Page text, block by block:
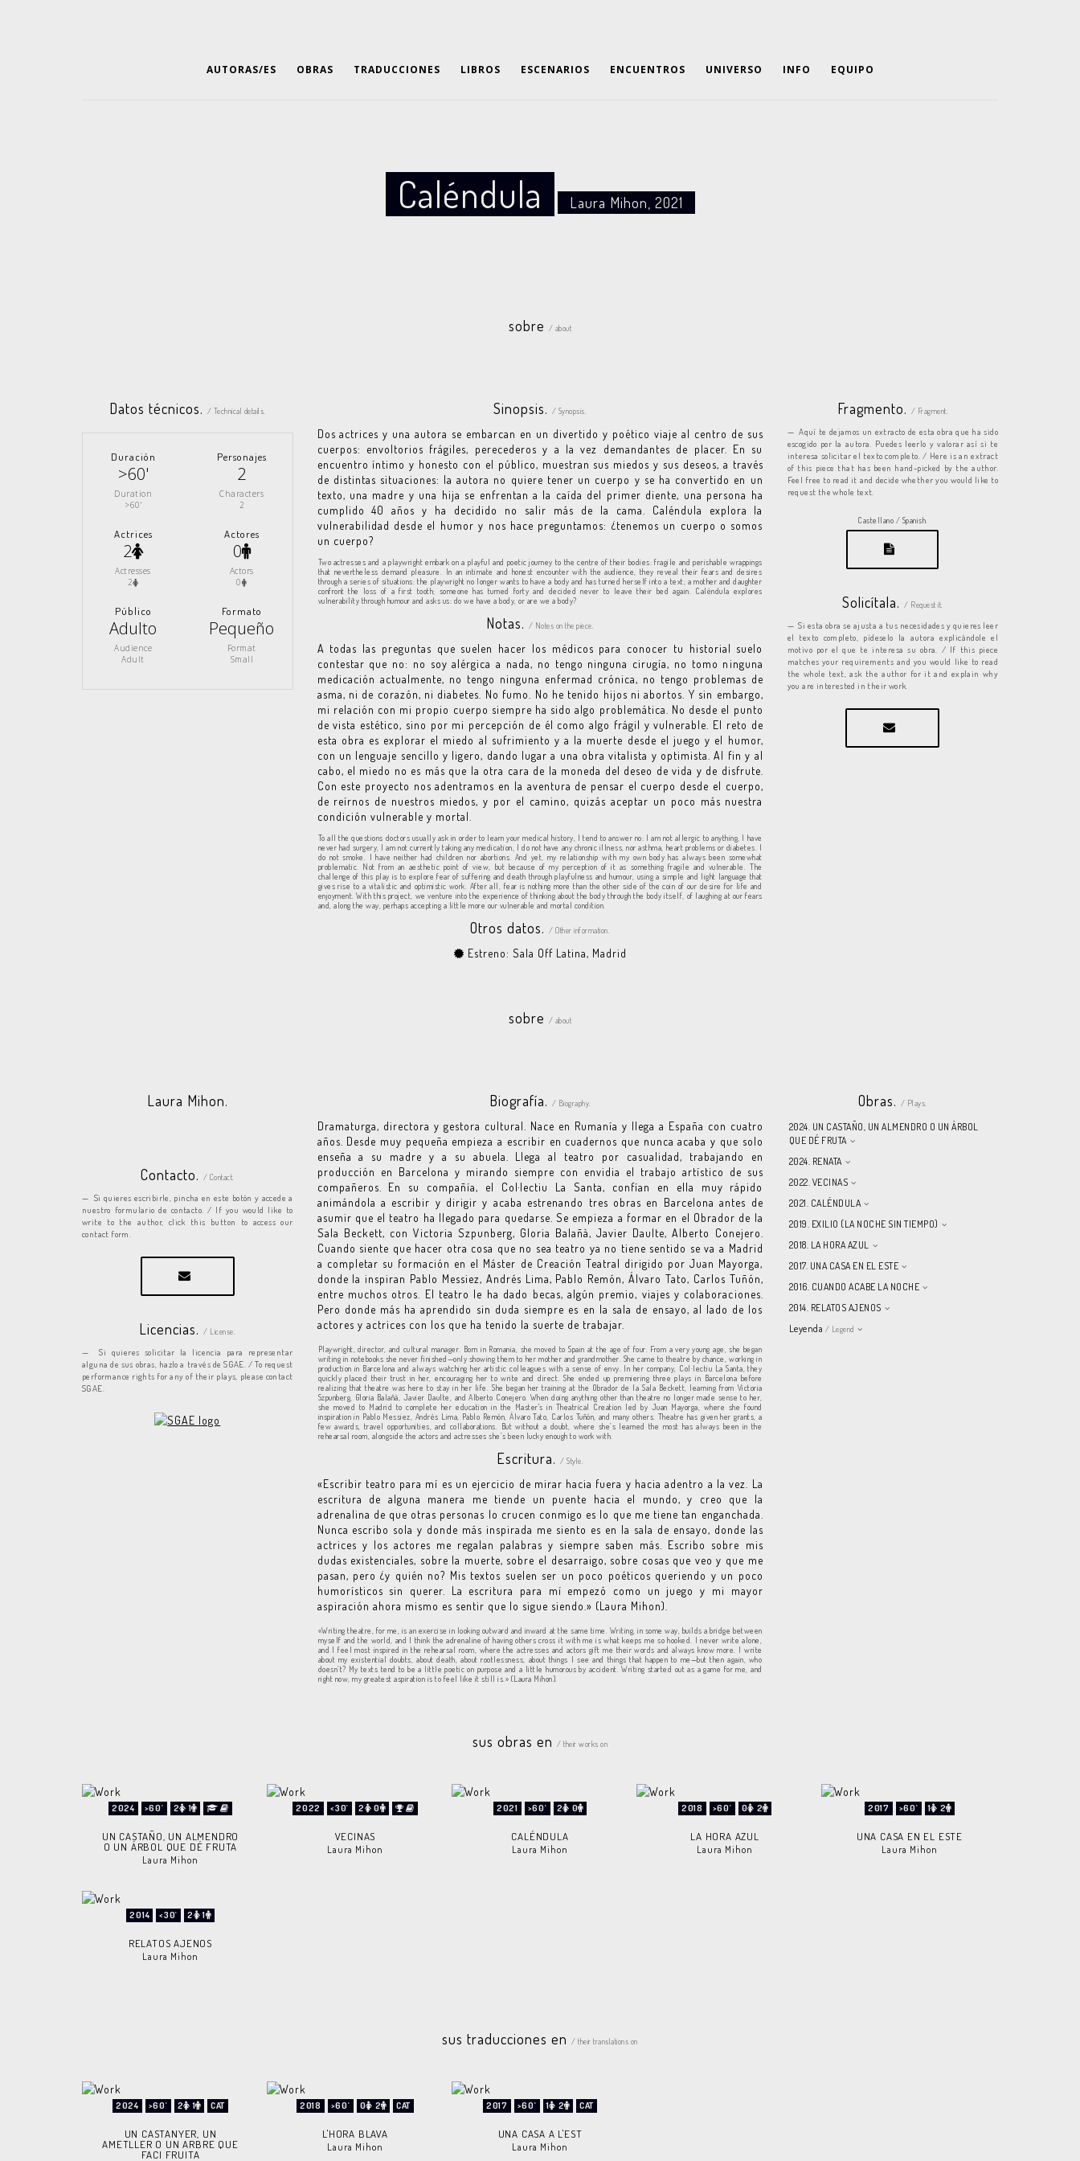
AUTORAS/ES OBRAS TRADUCCIONES LIBROS ESCENARIOS ENCUENTROS UNIVERSO INFO EQUIPO
Caléndula Laura Mihon, 2021
sobre / about
Datos técnicos. / Technical details.
Duración
>60'
Duration
>60'
Personajes
2
Characters
2
Actrices
2
Actresses
2
Actores
0
Actors
0
Público
Adulto
Audience
Adult
Formato
Pequeño
Format
Small
Sinopsis. / Synopsis.
Dos actrices y una autora se embarcan en un divertido y poético viaje al centro de sus
cuerpos: envoltorios frágiles, perecederos y a la vez demandantes de placer. En su
encuentro íntimo y honesto con el público, muestran sus miedos y sus deseos, a través
de distintas situaciones: la autora no quiere tener un cuerpo y se ha convertido en un
texto, una madre y una hija se enfrentan a la caída del primer diente, una persona ha
cumplido 40 años y ha decidido no salir más de la cama. Caléndula explora la
vulnerabilidad desde el humor y nos hace preguntamos: ¿tenemos un cuerpo o somos
un cuerpo?
Two actresses and a playwright embark on a playful and poetic journey to the centre of their bodies: fragile and perishable wrappings
that nevertheless demand pleasure. In an intimate and honest encounter with the audience, they reveal their fears and desires
through a series of situations: the playwright no longer wants to have a body and has turned herself into a text; a mother and daughter
confront the loss of a first tooth; someone has turned forty and decided never to leave their bed again. Caléndula explores
vulnerability through humour and asks us: do we have a body, or are we a body?
Notas. / Notes on the piece.
A todas las preguntas que suelen hacer los médicos para conocer tu historial suelo
contestar que no: no soy alérgica a nada, no tengo ninguna cirugía, no tomo ninguna
medicación actualmente, no tengo ninguna enfermad crónica, no tengo problemas de
asma, ni de corazón, ni diabetes. No fumo. No he tenido hijos ni abortos. Y sin embargo,
mi relación con mi propio cuerpo siempre ha sido algo problemática. No desde el punto
de vista estético, sino por mi percepción de él como algo frágil y vulnerable. El reto de
esta obra es explorar el miedo al sufrimiento y a la muerte desde el juego y el humor,
con un lenguaje sencillo y ligero, dando lugar a una obra vitalista y optimista. Al fin y al
cabo, el miedo no es más que la otra cara de la moneda del deseo de vida y de disfrute.
Con este proyecto nos adentramos en la aventura de pensar el cuerpo desde el cuerpo,
de reírnos de nuestros miedos, y por el camino, quizás aceptar un poco más nuestra
condición vulnerable y mortal.
To all the questions doctors usually ask in order to learn your medical history, I tend to answer no: I am not allergic to anything, I have
never had surgery, I am not currently taking any medication, I do not have any chronic illness, nor asthma, heart problems or diabetes. I
do not smoke. I have neither had children nor abortions. And yet, my relationship with my own body has always been somewhat
problematic. Not from an aesthetic point of view, but because of my perception of it as something fragile and vulnerable. The
challenge of this play is to explore fear of suffering and death through playfulness and humour, using a simple and light language that
gives rise to a vitalistic and optimistic work. After all, fear is nothing more than the other side of the coin of our desire for life and
enjoyment. With this project, we venture into the experience of thinking about the body through the body itself, of laughing at our fears
and, along the way, perhaps accepting a little more our vulnerable and mortal condition.
Otros datos. / Other information.
Estreno: Sala Off Latina, Madrid
Fragmento. / Fragment.
Aquí te dejamos un extracto de esta obra que ha sido
escogido por la autora. Puedes leerlo y valorar así si te
interesa solicitar el texto completo. / Here is an extract
of this piece that has been hand-picked by the author.
Feel free to read it and decide whether you would like to
request the whole text.
Castellano / Spanish.
Solicítala. / Request it.
Si esta obra se ajusta a tus necesidades y quieres leer
el texto completo, pídeselo la autora explicándole el
motivo por el que te interesa su obra. / If this piece
matches your requirements and you would like to read
the whole text, ask the author for it and explain why
you are interested in their work.
sobre / about
Laura Mihon.
Contacto. / Contact.
Si quieres escribirle, pincha en este botón y accede a
nuestro formulario de contacto. / If you would like to
write to the author, click this button to access our
contact form.
Licencias./ License.
Si quieres solicitar la licencia para representar
alguna de sus obras, hazlo a través de SGAE. / To request
performance rights for any of their plays, please contact
SGAE.
Biografía. / Biography.
Dramaturga, directora y gestora cultural. Nace en Rumanía y llega a España con cuatro
años. Desde muy pequeña empieza a escribir en cuadernos que nunca acaba y que solo
enseña a su madre y a su abuela. Llega al teatro por casualidad, trabajando en
producción en Barcelona y mirando siempre con envidia el trabajo artístico de sus
compañeros. En su compañía, el Col·lectiu La Santa, confían en ella muy rápido
animándola a escribir y dirigir y acaba estrenando tres obras en Barcelona antes de
asumir que el teatro ha llegado para quedarse. Se empieza a formar en el Obrador de la
Sala Beckett, con Victoria Szpunberg, Gloria Balañà, Javier Daulte, Alberto Conejero.
Cuando siente que hacer otra cosa que no sea teatro ya no tiene sentido se va a Madrid
a completar su formación en el Máster de Creación Teatral dirigido por Juan Mayorga,
donde la inspiran Pablo Messiez, Andrés Lima, Pablo Remón, Álvaro Tato, Carlos Tuñón,
entre muchos otros. El teatro le ha dado becas, algún premio, viajes y colaboraciones.
Pero donde más ha aprendido sin duda siempre es en la sala de ensayo, al lado de los
actores y actrices con los que ha tenido la suerte de trabajar.
Playwright, director, and cultural manager. Born in Romania, she moved to Spain at the age of four. From a very young age, she began
writing in notebooks she never finished—only showing them to her mother and grandmother. She came to theatre by chance, working in
production in Barcelona and always watching her artistic colleagues with a sense of envy. In her company, Col·lectiu La Santa, they
quickly placed their trust in her, encouraging her to write and direct. She ended up premiering three plays in Barcelona before
realizing that theatre was here to stay in her life. She began her training at the Obrador de la Sala Beckett, learning from Victoria
Szpunberg, Gloria Balañà, Javier Daulte, and Alberto Conejero. When doing anything other than theatre no longer made sense to her,
she moved to Madrid to complete her education in the Master's in Theatrical Creation led by Juan Mayorga, where she found
inspiration in Pablo Messiez, Andrés Lima, Pablo Remón, Álvaro Tato, Carlos Tuñón, and many others. Theatre has given her grants, a
few awards, travel opportunities, and collaborations. But without a doubt, where she’s learned the most has always been in the
rehearsal room, alongside the actors and actresses she’s been lucky enough to work with.
Escritura. / Style.
«Escribir teatro para mí es un ejercicio de mirar hacia fuera y hacia adentro a la vez. La
escritura de alguna manera me tiende un puente hacia el mundo, y creo que la
adrenalina de que otras personas lo crucen conmigo es lo que me tiene tan enganchada.
Nunca escribo sola y donde más inspirada me siento es en la sala de ensayo, donde las
actrices y los actores me regalan palabras y siempre saben más. Escribo sobre mis
dudas existenciales, sobre la muerte, sobre el desarraigo, sobre cosas que veo y que me
pasan, pero ¿y quién no? Mis textos suelen ser un poco poéticos queriendo y un poco
humorísticos sin querer. La escritura para mí empezó como un juego y mi mayor
aspiración ahora mismo es sentir que lo sigue siendo.» (Laura Mihon).
«Writing theatre, for me, is an exercise in looking outward and inward at the same time. Writing, in some way, builds a bridge between
myself and the world, and I think the adrenaline of having others cross it with me is what keeps me so hooked. I never write alone,
and I feel most inspired in the rehearsal room, where the actresses and actors gift me their words and always know more. I write
about my existential doubts, about death, about rootlessness, about things I see and things that happen to me—but then again, who
doesn’t? My texts tend to be a little poetic on purpose and a little humorous by accident. Writing started out as a game for me, and
right now, my greatest aspiration is to feel like it still is.» (Laura Mihon).
Obras. / Plays.
2024. UN CASTAÑO, UN ALMENDRO O UN ÁRBOL
QUE DÉ FRUTA
2024. RENATA
2022. VECINAS
2021. CALÉNDULA
2019. EXILIO (LA NOCHE SIN TIEMPO)
2018. LA HORA AZUL
2017. UNA CASA EN EL ESTE
2016. CUANDO ACABE LA NOCHE
2014. RELATOS AJENOS
Leyenda / Legend
sus obras en / their works on
2024 >60' 2 1
UN CASTAÑO, UN ALMENDRO
O UN ÁRBOL QUE DÉ FRUTA
Laura Mihon
2022 <30' 2 0
VECINAS
Laura Mihon
2021 >60' 2 0
CALÉNDULA
Laura Mihon
2018 >60' 0 2
LA HORA AZUL
Laura Mihon
2017 >60' 1 2
UNA CASA EN EL ESTE
Laura Mihon
2014 <30' 2 1
RELATOS AJENOS
Laura Mihon
sus traducciones en/ their translations on
2024 >60' 2 1 CAT
UN CASTANYER, UN
AMETLLER O UN ARBRE QUE
FACI FRUITA
2018 >60' 0 2 CAT
L'HORA BLAVA
Laura Mihon
2017 >60' 1 2 CAT
UNA CASA A L'EST
Laura Mihon